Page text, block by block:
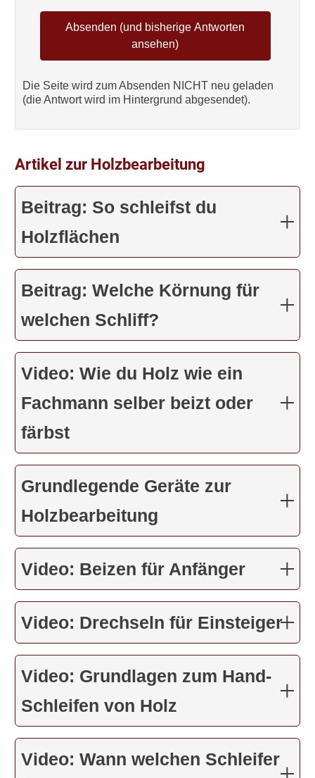
Die Seite wird zum Absenden NICHT neu geladen
(die Antwort wird im Hintergrund abgesendet).
Artikel zur Holzbearbeitung
Beitrag: So schleifst du
Holzflächen
Beitrag: Welche Körnung für
welchen Schliff?
Video: Wie du Holz wie ein
Fachmann selber beizt oder
färbst
Grundlegende Geräte zur
Holzbearbeitung
Video: Beizen für Anfänger
Video: Drechseln für Einsteiger
Video: Grundlagen zum Hand-
Schleifen von Holz
Video: Wann welchen Schleifer